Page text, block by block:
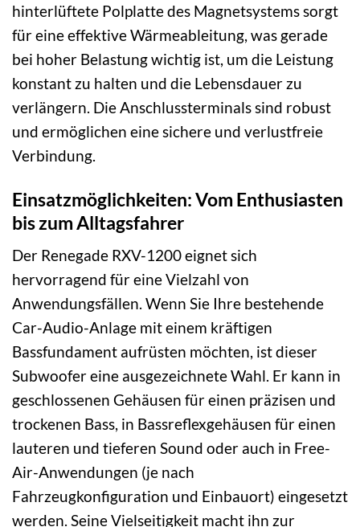
hinterlüftete Polplatte des Magnetsystems sorgt
für eine effektive Wärmeableitung, was gerade
bei hoher Belastung wichtig ist, um die Leistung
konstant zu halten und die Lebensdauer zu
verlängern. Die Anschlussterminals sind robust
und ermöglichen eine sichere und verlustfreie
Verbindung.
Einsatzmöglichkeiten: Vom Enthusiasten
bis zum Alltagsfahrer
Der Renegade RXV-1200 eignet sich
hervorragend für eine Vielzahl von
Anwendungsfällen. Wenn Sie Ihre bestehende
Car-Audio-Anlage mit einem kräftigen
Bassfundament aufrüsten möchten, ist dieser
Subwoofer eine ausgezeichnete Wahl. Er kann in
geschlossenen Gehäusen für einen präzisen und
trockenen Bass, in Bassreflexgehäusen für einen
lauteren und tieferen Sound oder auch in Free-
Air-Anwendungen (je nach
Fahrzeugkonfiguration und Einbauort) eingesetzt
werden. Seine Vielseitigkeit macht ihn zur